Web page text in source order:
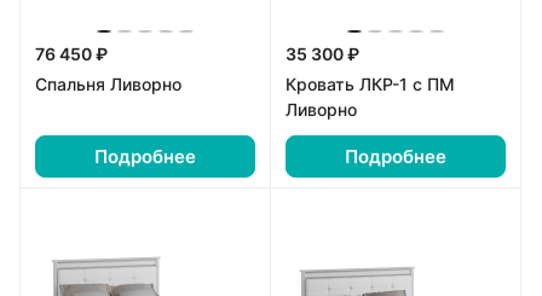
76 450 ₽
Спальня Ливорно
Подробнее
35 300 ₽
Кровать ЛКР-1 с ПМ
Ливорно
Подробнее